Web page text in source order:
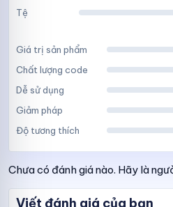
Tệ
Giá trị sản phẩm
Chất lượng code
Dễ sử dụng
Giảm pháp
Độ tương thích
Chưa có đánh giá nào. Hãy là
Viết đánh giá của bạn